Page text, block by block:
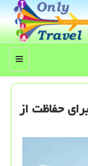
منو
حفاظت از